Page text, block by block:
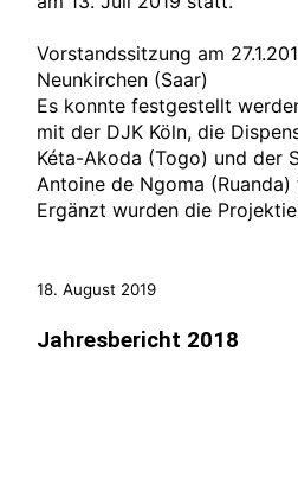
Vorstandssitzung am
Neunkirchen (Saar)
Es konnte festgestellt
mit der DJK Köln, die
Kéta-Akoda (Togo) und der
Antoine de Ngoma
Ergänzt wurden die
18. August 2019
Jahresbericht 2018